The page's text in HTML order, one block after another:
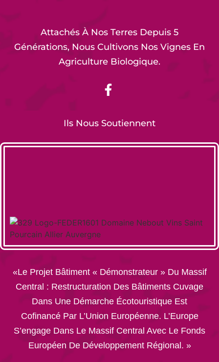
Attachés À Nos Terres Depuis 5
Générations, Nous Cultivons Nos Vignes En
Agriculture Biologique.
Ils Nous Soutiennent
«Le Projet Bâtiment « Démonstrateur » Du Massif
Central : Restructuration Des Bâtiments Cuvage
Dans Une Démarche Écotouristique Est
Cofinancé Par L’Union Européenne. L’Europe
S’engage Dans Le Massif Central Avec Le Fonds
Européen De Développement Régional. »